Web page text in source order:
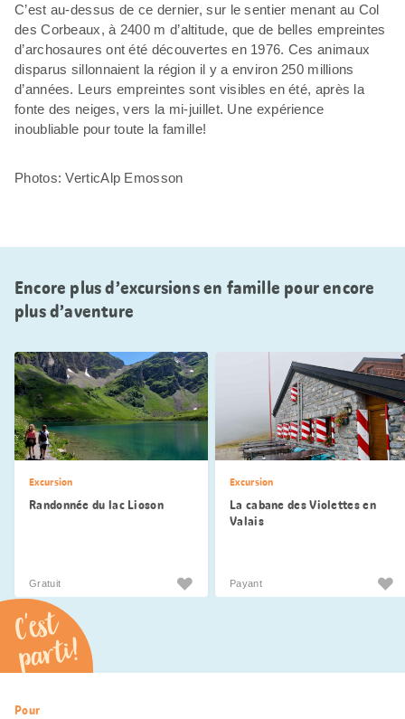
C’est au-dessus de ce dernier, sur le sentier menant au Col
des Corbeaux, à 2400 m d’altitude, que de belles empreintes
d’archosaures ont été découvertes en 1976. Ces animaux
disparus sillonnaient la région il y a environ 250 millions
d’années. Leurs empreintes sont visibles en été, après la
fonte des neiges, vers la mi-juillet. Une expérience
inoubliable pour toute la famille!
Photos: VerticAlp Emosson
Encore plus d’excursions en famille pour encore
plus d’aventure
Excursion
Randonnée du lac Lioson
Gratuit
Excursion
La cabane des Violettes en
Valais
Payant
C'est
parti!
Informations
Pour